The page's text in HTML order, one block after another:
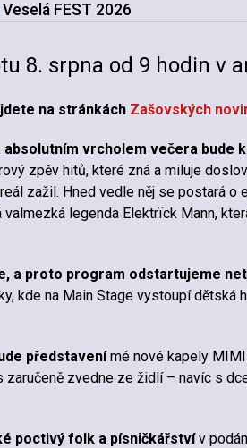
Veselá FEST 2026
8. srpna od 9 hodin v
na stránkách Zašovských
absolutním vrcholem večera
zpěv hitů, které zná a miluje
zažil. Hned vedle něj se postará o
legenda Elektrïck Mann,
a proto program odstartujeme
kde na Main Stage vystoupí dětská
představenímé nové kapely
zaručeně zvedne ze židlí – navíc s
poctivý folk a písničkářstvív